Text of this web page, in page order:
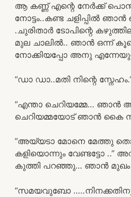
ആ കണ്ണ് എന്റെ നേർക്ക്
നോട്ടം..കണ്ട ചളിപ്പിൽ ഞാൻ
.ചുരിതാർ ടോപിന്റെ
മുല ചാലിൽ.. ഞാൻ ഒന്ന്
നോക്കിയപ്പോ അനു
“ഡാ ഡാ..മതി നിന്റെ
“എന്താ ചെറിയമ്മേ… ഞാൻ
ചെറിയമ്മയോട് ഞാൻ കൈ
“അയ്യടാ മോനെ മേത്തു
കളിയൊന്നും വേണ്ടട്ടോ
കുത്തി പറഞ്ഞു… ഞാൻ മുഖം
“സമയവുബോ